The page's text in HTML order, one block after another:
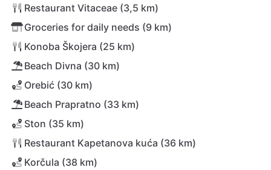
Restaurant Vitaceae (3,5 km)
Groceries for daily needs (9 km)
Konoba Škojera (25 km)
Beach Divna (30 km)
Orebić (30 km)
Beach Prapratno (33 km)
Ston (35 km)
Restaurant Kapetanova kuća (36 km)
Korčula (38 km)